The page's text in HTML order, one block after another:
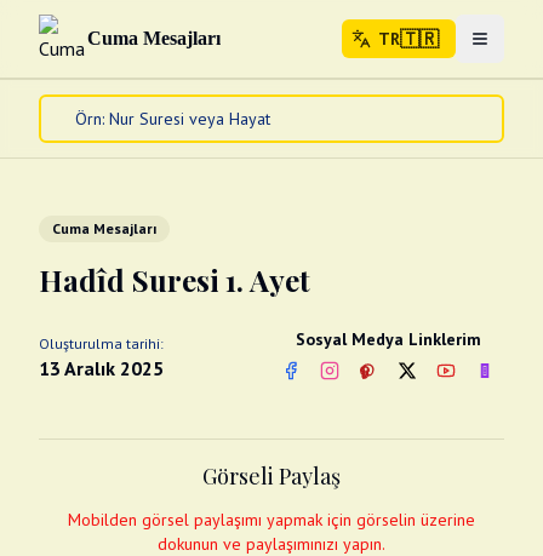
Cuma Mesajları TR🇹🇷 Menuyu
Ana Sayfa
Diğer
Abdest Videoları
Fotograflar
Cuma Mesajları
Hadîd Suresi 1. Ayet
Oluşturulma tarihi:
13 Aralık 2025
Sosyal Medya Linklerim
FacebookInstagram
PinterestTwitterYouTube
Görseli Paylaş
Mobilden görsel paylaşımı yapmak için görselin üzerine
dokunun ve paylaşımınızı yapın.